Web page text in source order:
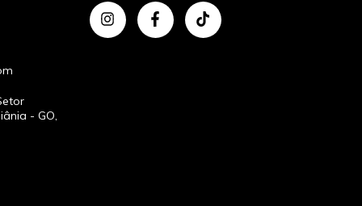
- GO,